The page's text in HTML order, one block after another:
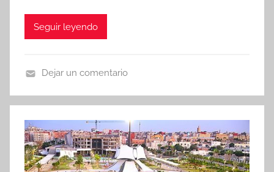
Seguir leyendo
o
t
i
c
i
Dejar un comentario